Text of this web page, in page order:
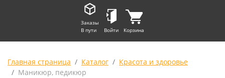
Заказы
В пути
Войти Корзина
Главная страница Каталог
Красота и здоровье
Маникюр, педикюр